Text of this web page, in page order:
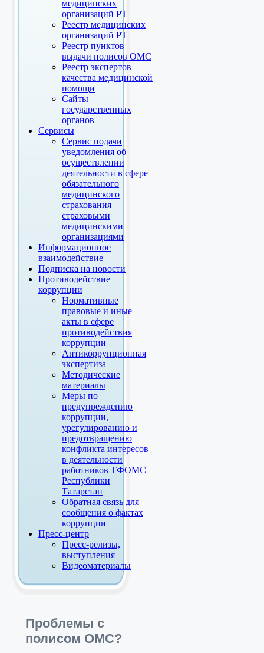
медицинских
организаций РТ
Реестр медицинских
организаций РТ
Реестр пунктов
выдачи полисов ОМС
Реестр экспертов
качества медицинской
помощи
Сайты
государственных
органов
Сервисы
Сервис подачи
уведомления об
осуществлении
деятельности в сфере
обязательного
медицинского
страхования
страховыми
медицинскими
организациями
Информационное
взаимодействие
Подписка на новости
Противодействие
коррупции
Нормативные
правовые и иные
акты в сфере
противодействия
коррупции
Антикоррупционная
экспертиза
Методические
материалы
Меры по
предупреждению
коррупции,
урегулированию и
предотвращению
конфликта интересов
в деятельности
работников ТФОМС
Республики
Татарстан
Обратная связь для
сообщения о фактах
коррупции
Пресс-центр
Пресс-релизы,
выступления
Видеоматериалы
Проблемы с
полисом ОМС?